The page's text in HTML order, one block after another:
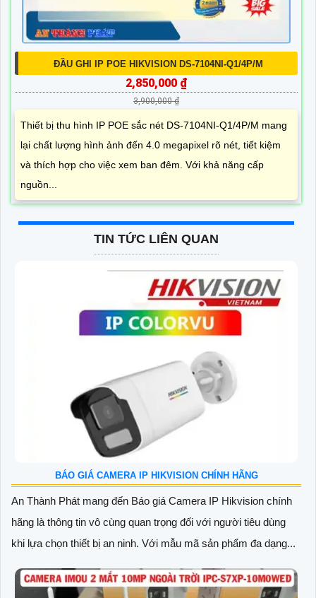
ĐẦU GHI IP POE HIKVISION DS-7104NI-Q1/4P/M
2,850,000 ₫
3,900,000 ₫
Thiết bị thu hình IP POE sắc nét DS-7104NI-Q1/4P/M mang
lại chất lượng hình ảnh đến 4.0 megapixel rõ nét, tiết kiệm
và thích hợp cho việc xem ban đêm. Với khả năng cấp
nguồn...
TIN TỨC LIÊN QUAN
BÁO GIÁ CAMERA IP HIKVISION CHÍNH HÃNG
An Thành Phát mang đến Báo giá Camera IP Hikvision chính
hãng là thông tin vô cùng quan trọng đối với người tiêu dùng
khi lựa chọn thiết bị an ninh. Với mẫu mã sản phẩm đa dạng...